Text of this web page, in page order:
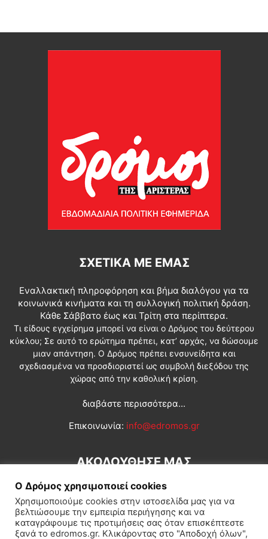
ΣΧΕΤΙΚΆ ΜΕ ΕΜΆΣ
Εναλλακτική πληροφόρηση και βήμα διαλόγου για τα
κοινωνικά κινήματα και τη συλλογική πολιτική δράση.
Κάθε Σάββατο έως και Τρίτη στα περίπτερα.
Τι είδους εγχείρημα μπορεί να είναι ο Δρόμος του δεύτερου
κύκλου; Σε αυτό το ερώτημα πρέπει, κατ’ αρχάς, να δώσουμε
μιαν απάντηση. Ο Δρόμος πρέπει ενσυνείδητα και
σχεδιασμένα να προσδιοριστεί ως συμβολή διεξόδου της
χώρας από την καθολική κρίση.
διαβάστε περισσότερα...
Επικοινωνία: info@edromos.gr
ΑΚΟΛΟΥΘΗΣΕ ΜΑΣ
Ο Δρόμος χρησιμοποιεί cookies
Χρησιμοποιούμε cookies στην ιστοσελίδα μας για να
βελτιώσουμε την εμπειρία περιήγησης και να
καταγράφουμε τις προτιμήσεις σας όταν επισκέπτεστε
ξανά το edromos.gr. Κλικάροντας στο "Αποδοχή όλων",